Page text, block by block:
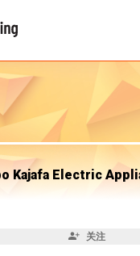
Kajafa Electric
关注